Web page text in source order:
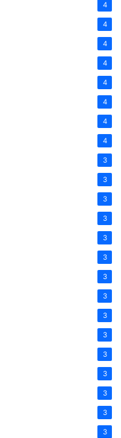
4
4
4
4
4
4
4
4
3
3
3
3
3
3
3
3
3
3
3
3
3
3
3